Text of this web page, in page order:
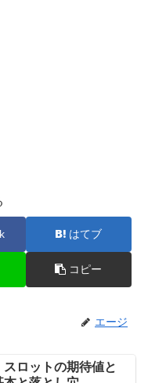
はてブ
コピー
エージ
ロットの期待値と